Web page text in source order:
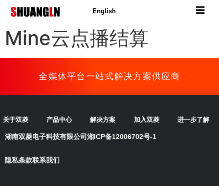
English
Mine云点播结算
全媒体平台一站式解决方案供应商
关于双菱 产品中心 解决方案 加入双菱 进一步了解
湖南双菱电子科技有限公司湘ICP备12006702号-1
隐私条款联系我们